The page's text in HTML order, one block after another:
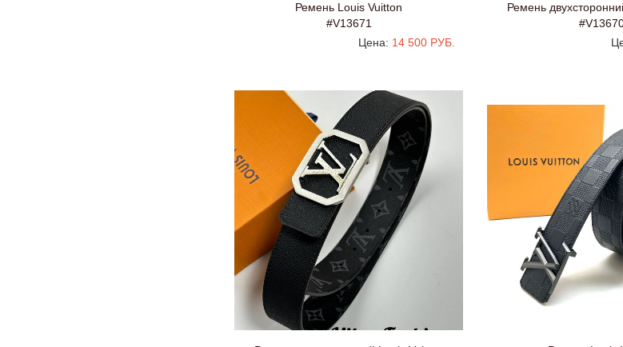
Ремень Louis Vuitton
#V13671
Цена: 14 500 РУБ.
Ремень